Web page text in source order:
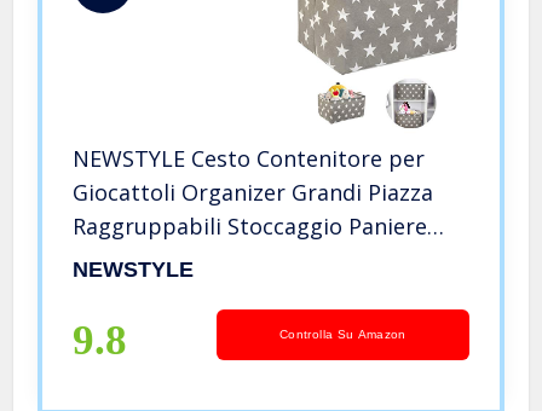
NEWSTYLE Cesto Contenitore per
Giocattoli Organizer Grandi Piazza
Raggruppabili Stoccaggio Paniere
per Organizzazione Lavanderia,
NEWSTYLE
9.8 Controlla Su Amazon